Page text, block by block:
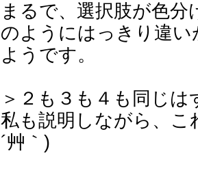
まるで、選択肢が色
のようにはっきり違
ようです。
＞２も３も４も同じは
私も説明しながら、こ
´艸｀)